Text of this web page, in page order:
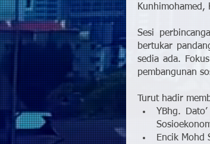
Kunhimohamed,
Sesi
bertukar
sedia ada.
pembangunan
Turut hadir
YBhg.
Encik Mohd